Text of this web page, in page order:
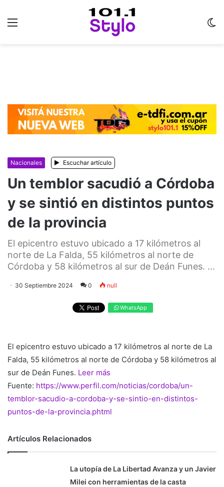
Nacionales Escuchar artículo
Un temblor sacudió a Córdoba
y se sintió en distintos puntos
de la provincia
El epicentro estuvo ubicado a 17 kilómetros al
norte de La Falda, 55 kilómetros al norte de
Córdoba y 58 kilómetros al sur de Deán Funes. ...
30 Septiembre 2024 0 null
WhatsApp
El epicentro estuvo ubicado a 17 kilómetros al norte de La
Falda, 55 kilómetros al norte de Córdoba y 58 kilómetros al
sur de Deán Funes. Leer más
Fuente: https://www.perfil.com/noticias/cordoba/un-
temblor-sacudio-a-cordoba-y-se-sintio-en-distintos-
puntos-de-la-provincia.phtml
Artículos Relacionados
La utopía de La Libertad Avanza y un Javier
Milei con herramientas de la casta